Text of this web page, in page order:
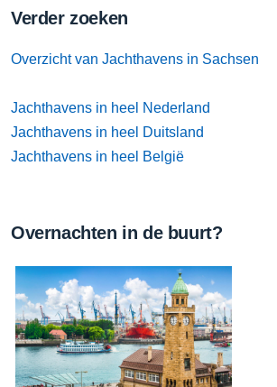
Verder zoeken
Overzicht van Jachthavens in Sachsen
Jachthavens in heel Nederland
Jachthavens in heel Duitsland
Jachthavens in heel België
Overnachten in de buurt?